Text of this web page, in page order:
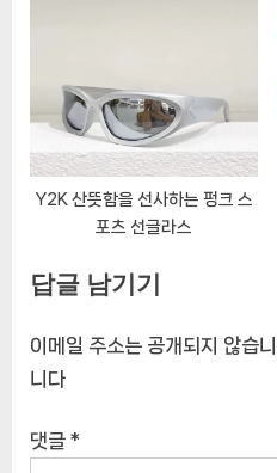
Y2K 산뜻함을 선사하는 펑크 스
포츠 선글라스
답글 남기기
이메일 주소는 공개되지 않습니
니다
댓글 *